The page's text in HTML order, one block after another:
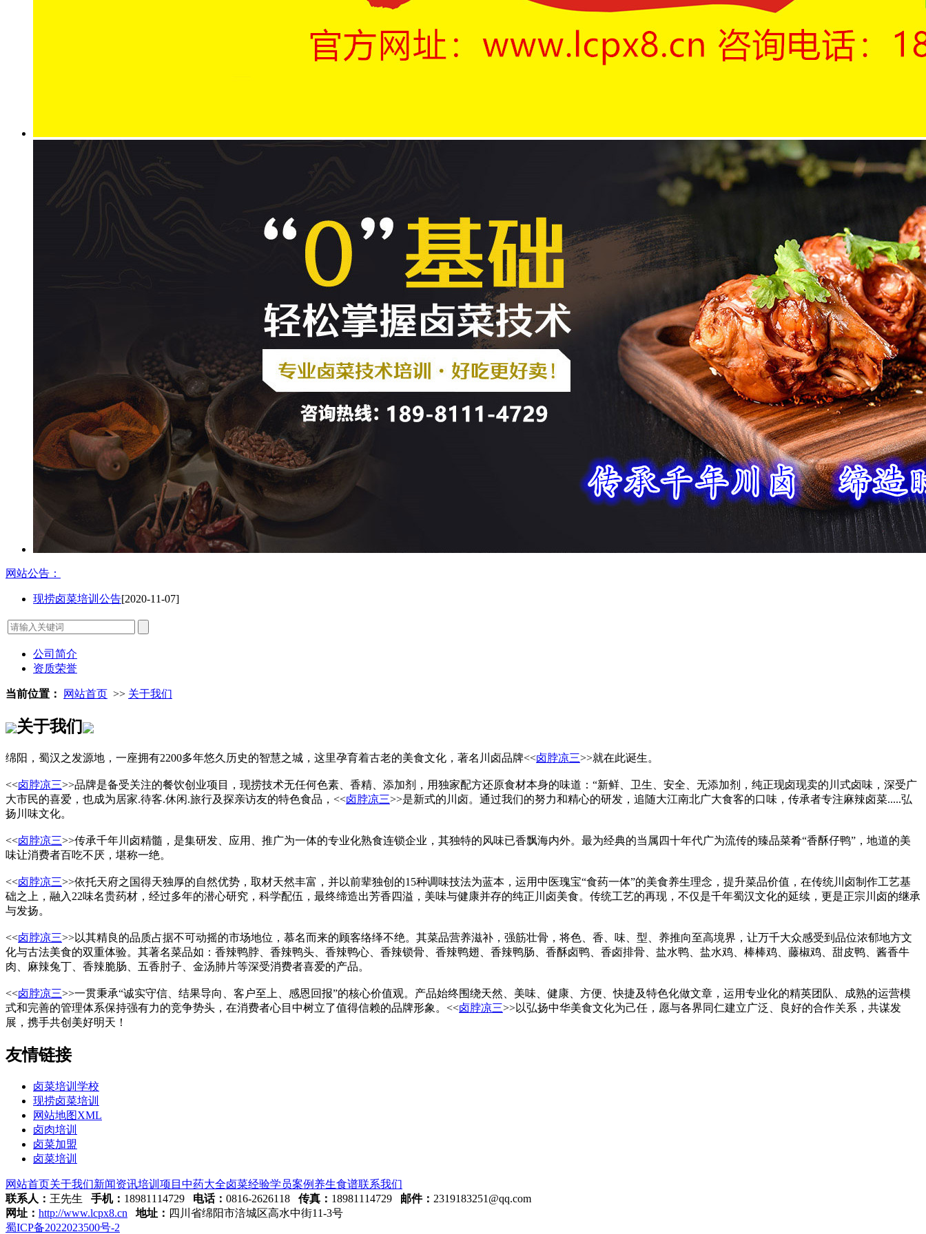
网站公告：
现捞卤菜培训公告[2020-11-07]
公司简介
资质荣誉
当前位置： 网站首页 >> 关于我们
关于我们
绵阳，蜀汉之发源地，一座拥有2200多年悠久历史的智慧之城，这里孕育着古老的美食文化，著名川卤品牌<<卤脖凉三>>就在此诞生。
<<卤脖凉三>>品牌是备受关注的餐饮创业项目，现捞技术无任何色素、香精、添加剂，用独家配方还原食材本身的味道：“新鲜、卫生、安全、无添加剂，纯正现卤现卖的川式卤味，深受广
大市民的喜爱，也成为居家.待客.休闲.旅行及探亲访友的特色食品，<<卤脖凉三>>是新式的川卤。通过我们的努力和精心的研发，追随大江南北广大食客的口味，传承者专注麻辣卤菜.....弘
扬川味文化。
<<卤脖凉三>>传承千年川卤精髓，是集研发、应用、推广为一体的专业化熟食连锁企业，其独特的风味已香飘海内外。最为经典的当属四十年代广为流传的臻品菜肴“香酥仔鸭”，地道的美
味让消费者百吃不厌，堪称一绝。
<<卤脖凉三>>依托天府之国得天独厚的自然优势，取材天然丰富，并以前辈独创的15种调味技法为蓝本，运用中医瑰宝“食药一体”的美食养生理念，提升菜品价值，在传统川卤制作工艺基
础之上，融入22味名贵药材，经过多年的潜心研究，科学配伍，最终缔造出芳香四溢，美味与健康并存的纯正川卤美食。传统工艺的再现，不仅是千年蜀汉文化的延续，更是正宗川卤的继承
与发扬。
<<卤脖凉三>>以其精良的品质占据不可动摇的市场地位，慕名而来的顾客络绎不绝。其菜品营养滋补，强筋壮骨，将色、香、味、型、养推向至高境界，让万千大众感受到品位浓郁地方文
化与古法美食的双重体验。其著名菜品如：香辣鸭脖、香辣鸭头、香辣鸭心、香辣锁骨、香辣鸭翅、香辣鸭肠、香酥卤鸭、香卤排骨、盐水鸭、盐水鸡、棒棒鸡、藤椒鸡、甜皮鸭、酱香牛
肉、麻辣兔丁、香辣脆肠、五香肘子、金汤肺片等深受消费者喜爱的产品。
<<卤脖凉三>>一贯秉承“诚实守信、结果导向、客户至上、感恩回报”的核心价值观。产品始终围绕天然、美味、健康、方便、快捷及特色化做文章，运用专业化的精英团队、成熟的运营模
式和完善的管理体系保持强有力的竞争势头，在消费者心目中树立了值得信赖的品牌形象。<<卤脖凉三>>以弘扬中华美食文化为己任，愿与各界同仁建立广泛、良好的合作关系，共谋发
展，携手共创美好明天！
友情链接
卤菜培训学校
现捞卤菜培训
网站地图XML
卤肉培训
卤菜加盟
卤菜培训
网站首页关于我们新闻资讯培训项目 中药大全卤菜经验学员案例 养生食谱联系我们
联系人： 王先生 手机： 18981114729 电话： 0816-2626118 传真： 18981114729 邮件： 2319183251@qq.com
网址： http://www.lcpx8.cn 地址： 四川省绵阳市涪城区高水中街11-3号
蜀ICP备2022023500号-2